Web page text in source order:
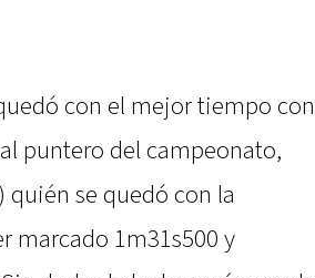
con el mejor tiempo con
puntero del campeonato,
quién se quedó con la
marcado 1m31s500 y